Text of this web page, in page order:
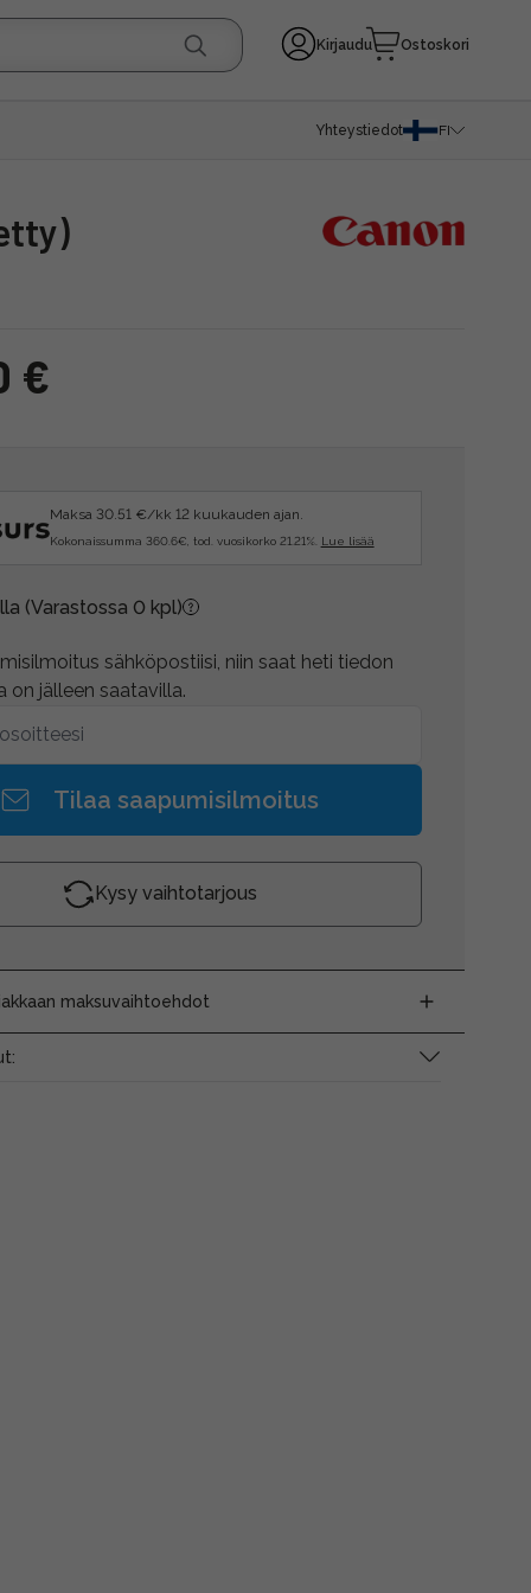
Kirjaudu Ostoskori
Yhteystiedot FI
€
Maksa 30.51 €/kk 12 kuukauden ajan.
Kokonaissumma 360.6€, tod. vuosikorko 21.21%. Lue lisää
(Varastossa 0 kpl)
sähköpostiisi, niin saat heti tiedon
on jälleen saatavilla.
Tilaa saapumisilmoitus
Kysy vaihtotarjous
maksuvaihtoehdot